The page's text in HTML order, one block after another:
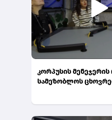
კორპუსის
სამეზობლოს